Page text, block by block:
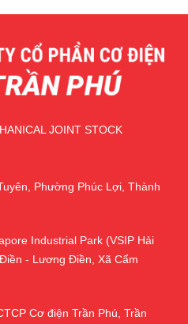
JOINT STOCK
Phường Phúc Lợi, Thành
Industrial Park (VSIP Hải
- Lương Điền, Xã Cẩm
Cơ điện Trần Phú, Trần